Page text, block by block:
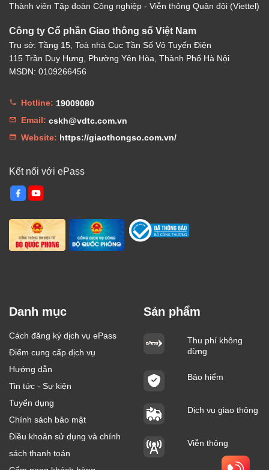
Thành viên Tập đoàn Công nghiệp - Viễn thông Quân đội (Viettel)
Công ty Cổ phần Giao thông số Việt Nam
Trụ sở: Tầng 15, Toà nhà Cục Tần Số Vô Tuyến Điện
115 Trần Duy Hưng, Phường Yên Hòa, Thành Phố Hà Nội
MSDN: 0109266456
Hotline: 19009080
Email: cskh@vdtc.com.vn
Website: https://giaothongso.com.vn/
Kết nối với ePass
Danh mục
Cách đăng ký dịch vụ ePass
Điểm cung cấp dịch vụ
Hướng dẫn
Tin tức - Sự kiện
Tuyển dụng
Chính sách bảo mật
Điều khoản sử dụng và chính
sách thanh toán
Sản phẩm
Thu phí không
dừng
Bảo hiểm
Dịch vụ giao thông
Viễn thông